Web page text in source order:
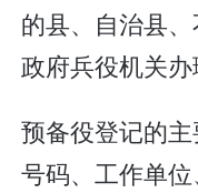
的县、自治县
政府兵役机关办
预备役登记的
号码、工作单